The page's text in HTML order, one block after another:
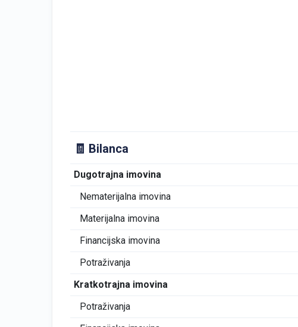
🧾 Bilanca
Dugotrajna imovina
Nematerijalna imovina
Materijalna imovina
Financijska imovina
Potraživanja
Kratkotrajna imovina
Potraživanja